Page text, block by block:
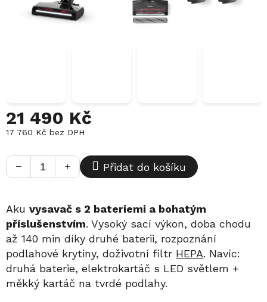
21 490 Kč
17 760 Kč bez DPH
cena:
+
− Přidat do košíku
Aku vysavač s 2 bateriemi a bohatým
příslušenstvím. Vysoký sací výkon, doba chodu
až 140 min díky druhé baterii, rozpoznání
podlahové krytiny, doživotní filtr HEPA. Navíc:
druhá baterie, elektrokartáč s LED světlem +
měkký kartáč na tvrdé podlahy.